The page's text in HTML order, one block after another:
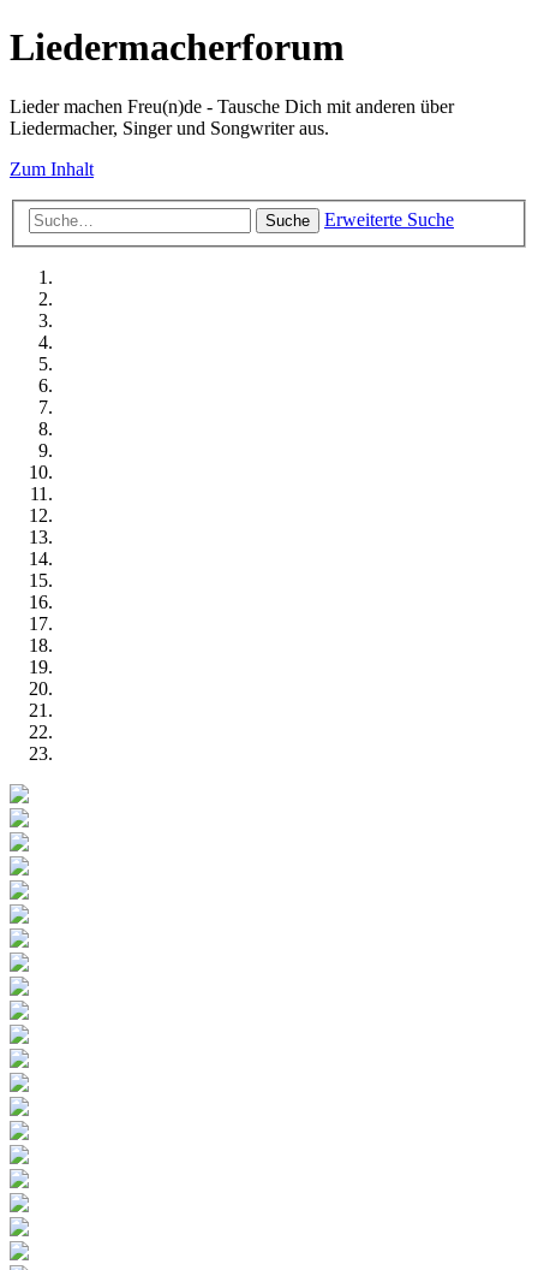
Liedermacherforum
Lieder machen Freu(n)de - Tausche Dich mit anderen über
Liedermacher, Singer und Songwriter aus.
Zum Inhalt
Suche Erweiterte Suche